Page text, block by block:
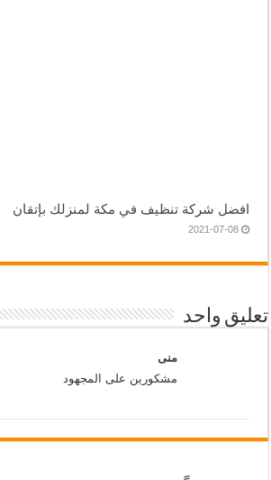
افضل شركة تنظيف في مكة لمنزلك بإتقان
2021-07-08
تعليق واحد
منى
مشكورين على المجهود